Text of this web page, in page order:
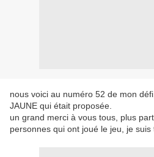
nous voici au numéro 52 de mon
JAUNE qui était proposée.
un grand merci à vous tous, plus
personnes qui ont joué le jeu, je suis